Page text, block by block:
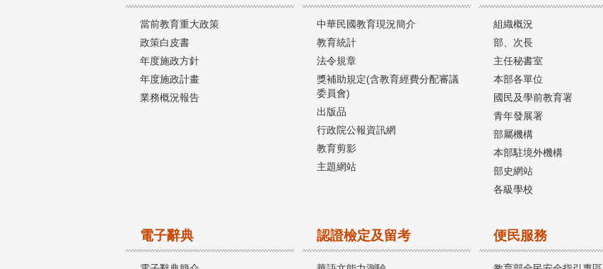
當前教育重大政策
政策白皮書
年度施政方針
年度施政計畫
業務概況報告
中華民國教育現況簡介
教育統計
法令規章
獎補助規定(含教育經費分配審議
委員會)
出版品
行政院公報資訊網
教育剪影
主題網站
組織概況
部、次長
主任秘書室
本部各單位
國民及學前教育署
青年發展署
部屬機構
本部駐境外機構
部史網站
各級學校
電子辭典 認證檢定及留考 便民服務